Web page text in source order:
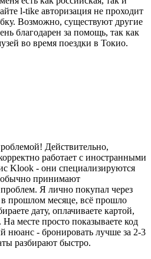
l-tike авторизация не проходит
Возможно, существуют другие
благодарен за помощь, так как
во время поездки в Токио.
Действительно,
работает с иностранными
Klook - они специализируются
обычно принимают
Я лично покупал через
прошлом месяце, всё прошло
дату, оплачиваете картой,
месте просто показываете код
нюанс - бронировать лучше за 2-3
разбирают быстро.